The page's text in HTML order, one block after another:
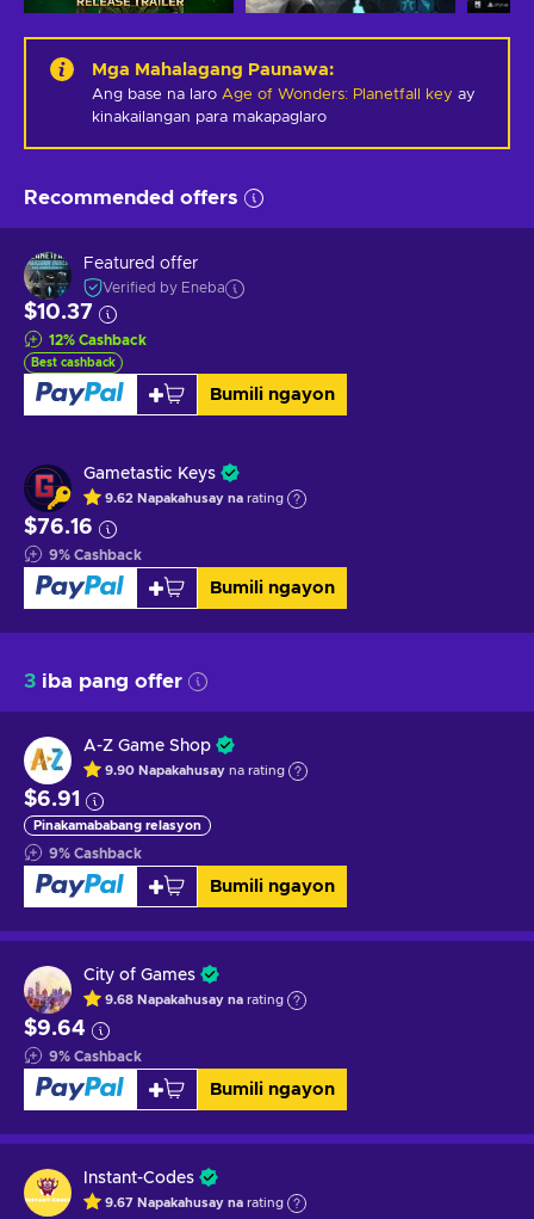
Mga Mahalagang Paunawa:
Ang base na laro Age of Wonders: Planetfall key ay
kinakailangan para makapaglaro
Recommended offers
Featured offer
Verified by Eneba
$10.37
12% Cashback
Best cashback
Bumili ngayon
Gametastic Keys
9.62 Napakahusay na rating
$76.16
9% Cashback
Bumili ngayon
3 iba pang offer
A-Z Game Shop
9.90 Napakahusay na rating
$6.91
Pinakamababang relasyon
9% Cashback
Bumili ngayon
City of Games
9.68 Napakahusay na rating
$9.64
9% Cashback
Bumili ngayon
Instant-Codes
9.67 Napakahusay na rating